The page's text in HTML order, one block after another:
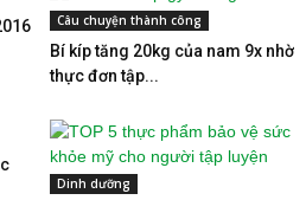
Câu chuyện thành công
Bí kíp tăng 20kg của nam 9x nhờ
thực đơn tập...
Dinh dưỡng